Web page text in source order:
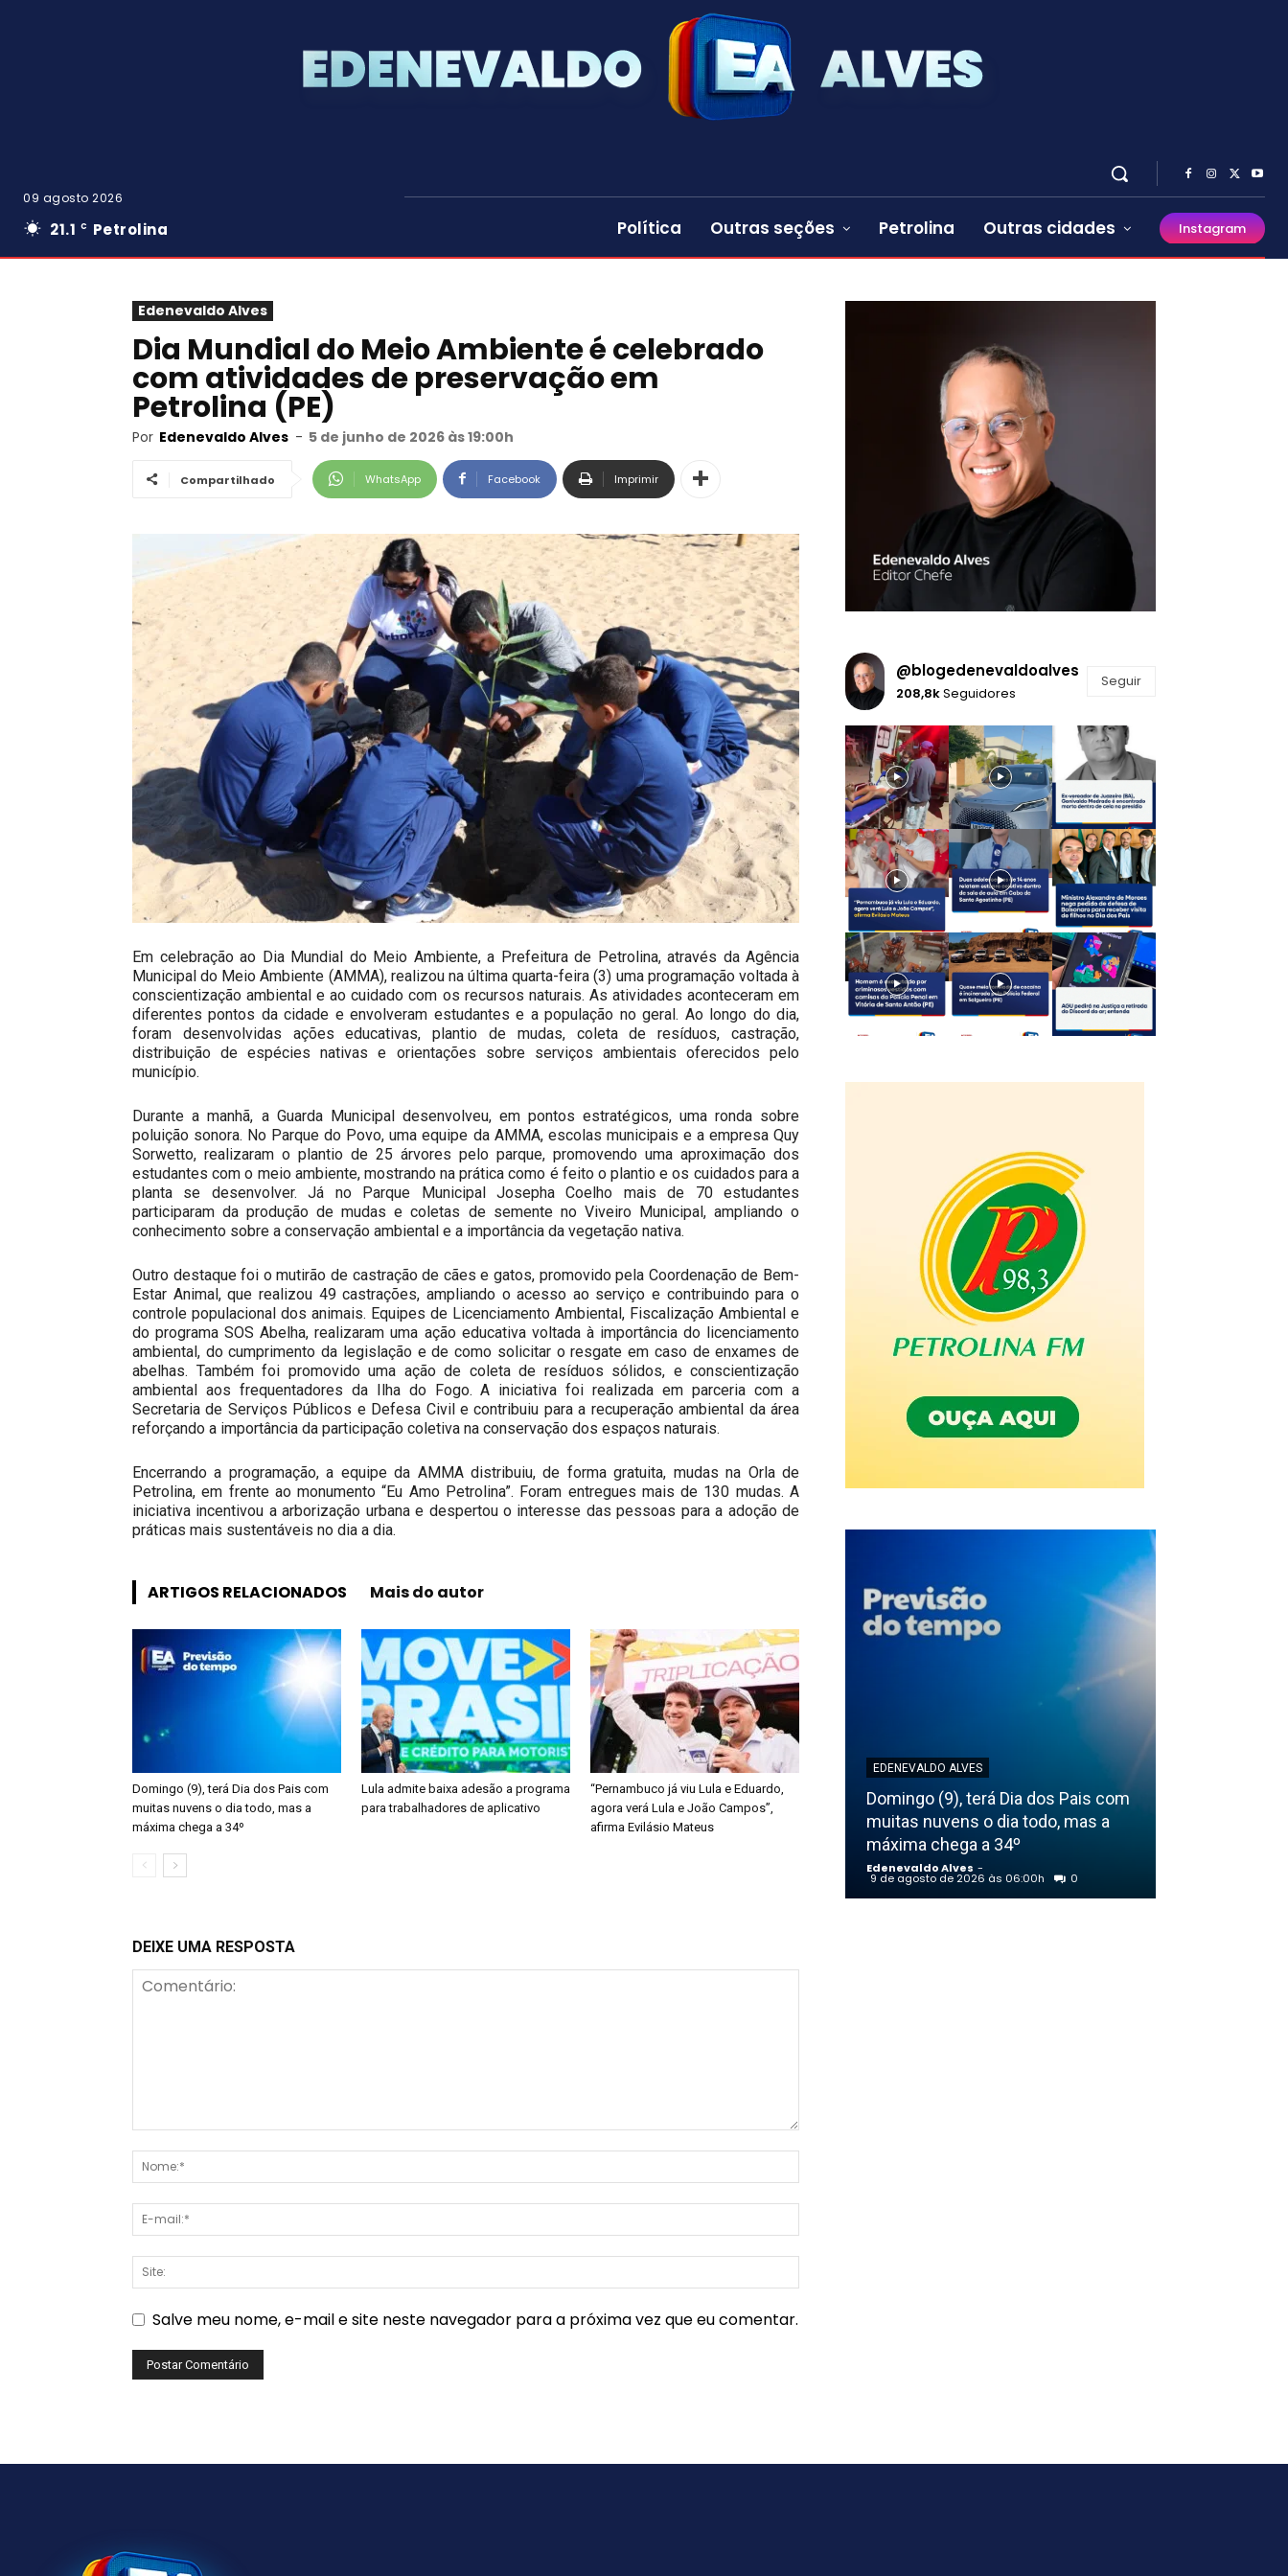
09 agosto 2026
21.1 C Petrolina Política Outras seções Petrolina Outras cidades Instagram
Edenevaldo Alves
Dia Mundial do Meio Ambiente é celebrado
com atividades de preservação em
Petrolina (PE)
Por Edenevaldo Alves - 5 de junho de 2026 às 19:00h
Compartilhado WhatsApp Facebook Imprimir
Em celebração ao Dia Mundial do Meio Ambiente, a Prefeitura de Petrolina, através da Agência
Municipal do Meio Ambiente (AMMA), realizou na última quarta-feira (3) uma programação voltada à
conscientização ambiental e ao cuidado com os recursos naturais. As atividades aconteceram em
diferentes pontos da cidade e envolveram estudantes e a população no geral. Ao longo do dia,
foram desenvolvidas ações educativas, plantio de mudas, coleta de resíduos, castração,
distribuição de espécies nativas e orientações sobre serviços ambientais oferecidos pelo
município.
Durante a manhã, a Guarda Municipal desenvolveu, em pontos estratégicos, uma ronda sobre
poluição sonora. No Parque do Povo, uma equipe da AMMA, escolas municipais e a empresa Quy
Sorwetto, realizaram o plantio de 25 árvores pelo parque, promovendo uma aproximação dos
estudantes com o meio ambiente, mostrando na prática como é feito o plantio e os cuidados para a
planta se desenvolver. Já no Parque Municipal Josepha Coelho mais de 70 estudantes
participaram da produção de mudas e coletas de semente no Viveiro Municipal, ampliando o
conhecimento sobre a conservação ambiental e a importância da vegetação nativa.
Outro destaque foi o mutirão de castração de cães e gatos, promovido pela Coordenação de Bem-
Estar Animal, que realizou 49 castrações, ampliando o acesso ao serviço e contribuindo para o
controle populacional dos animais. Equipes de Licenciamento Ambiental, Fiscalização Ambiental e
do programa SOS Abelha, realizaram uma ação educativa voltada à importância do licenciamento
ambiental, do cumprimento da legislação e de como solicitar o resgate em caso de enxames de
abelhas. Também foi promovido uma ação de coleta de resíduos sólidos, e conscientização
ambiental aos frequentadores da Ilha do Fogo. A iniciativa foi realizada em parceria com a
Secretaria de Serviços Públicos e Defesa Civil e contribuiu para a recuperação ambiental da área
reforçando a importância da participação coletiva na conservação dos espaços naturais.
Encerrando a programação, a equipe da AMMA distribuiu, de forma gratuita, mudas na Orla de
Petrolina, em frente ao monumento “Eu Amo Petrolina”. Foram entregues mais de 130 mudas. A
iniciativa incentivou a arborização urbana e despertou o interesse das pessoas para a adoção de
práticas mais sustentáveis no dia a dia.
ARTIGOS RELACIONADOS Mais do autor
Domingo (9), terá Dia dos Pais com
muitas nuvens o dia todo, mas a
máxima chega a 34º
Lula admite baixa adesão a programa
para trabalhadores de aplicativo
“Pernambuco já viu Lula e Eduardo,
agora verá Lula e João Campos”,
afirma Evilásio Mateus
DEIXE UMA RESPOSTA
Salve meu nome, e-mail e site neste navegador para a próxima vez que eu comentar.
@blogedenevaldoalves
208,8kSeguidores
Seguir
EDENEVALDO ALVES
Domingo (9), terá Dia dos Pais com
muitas nuvens o dia todo, mas a
máxima chega a 34º
Edenevaldo Alves -
9 de agosto de 2026 às 06:00h 0